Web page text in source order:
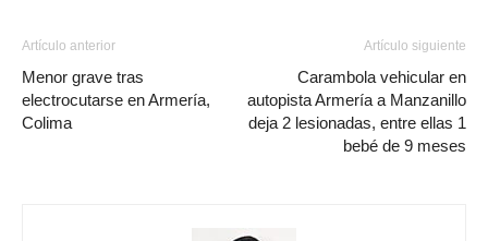
Artículo anterior
Menor grave tras
electrocutarse en Armería,
Colima
Artículo siguiente
Carambola vehicular en
autopista Armería a Manzanillo
deja 2 lesionadas, entre ellas 1
bebé de 9 meses